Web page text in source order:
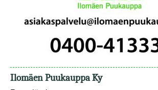
Ilomäen Puukauppa Ky